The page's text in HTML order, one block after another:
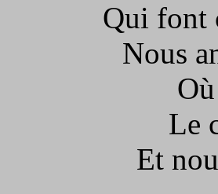
Qui font
Nous
Le
Et